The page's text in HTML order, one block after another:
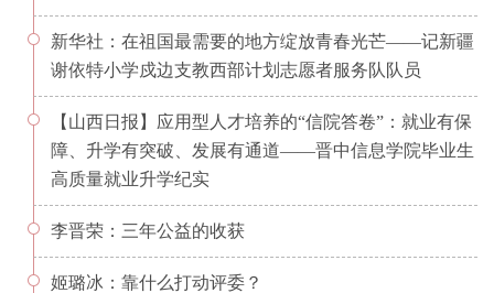
新华社：在祖国最需要的地方绽放青春光芒——记新疆
谢依特小学戍边支教西部计划志愿者服务队队员
【山西日报】应用型人才培养的“信院答卷”：就业有保
障、升学有突破、发展有通道——晋中信息学院毕业生
高质量就业升学纪实
李晋荣：三年公益的收获
姬璐冰：靠什么打动评委？